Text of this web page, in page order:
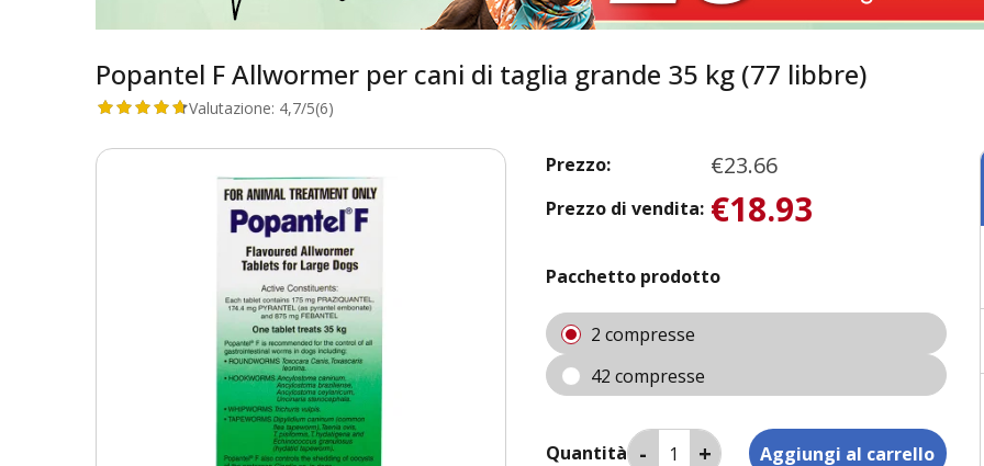
Popantel F Allwormer per cani di taglia grande 35 kg (77 libbre)
Valutazione: 4,7/5(6)
Prezzo: €23.66
Prezzo di vendita: €18.93
Pacchetto prodotto
2 compresse
42 compresse
Quantità